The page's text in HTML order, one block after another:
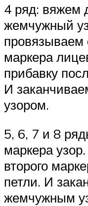
4 ряд: вяжем
жемчужный
провязываем
маркера
прибавку
И
узором.
5, 6, 7 и 8
маркера
второго
петли. И
жемчужным